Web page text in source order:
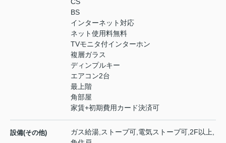
CS
BS
インターネット対応
ネット使用料無料
TVモニタ付インターホン
複層ガラス
ディンプルキー
エアコン2台
最上階
角部屋
家賃+初期費用カード決済可
設備(その他)
ガス給湯,ストーブ可,電気ストーブ可,2F以上,